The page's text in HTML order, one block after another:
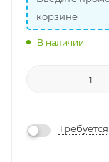
корзине
В наличии